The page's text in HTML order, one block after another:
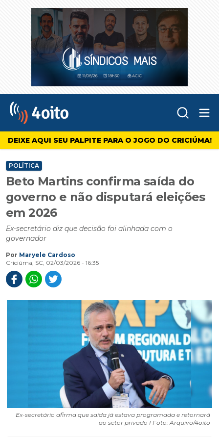
4oito
DEIXE AQUI SEU PALPITE PARA O JOGO DO CRICIÚMA!
POLÍTICA
Beto Martins confirma saída do
governo e não disputará eleições
em 2026
Ex-secretário diz que decisão foi alinhada com o
governador
Por Maryele Cardoso
Criciúma, SC, 02/03/2026 - 16:35
Ex-secretário afirma que saída já estava programada e retornará
ao setor privado I Foto: Arquivo/4oito